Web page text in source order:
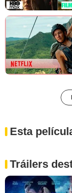
Esta
Tráilers